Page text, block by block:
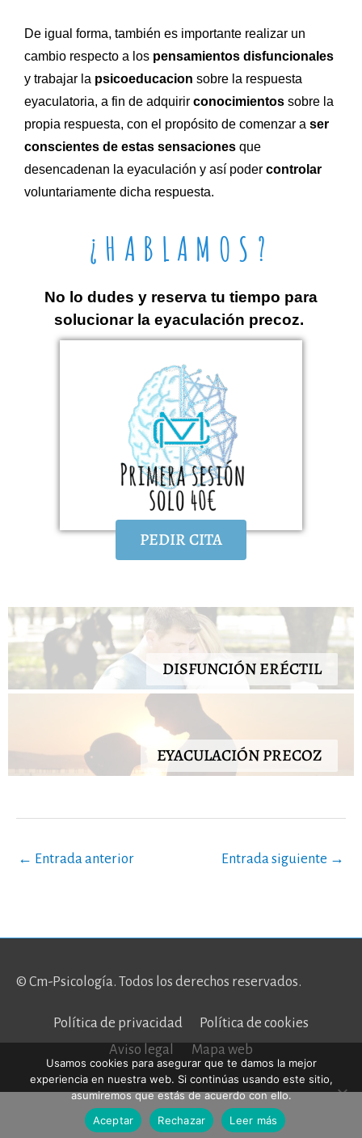
De igual forma, también es importante realizar un
cambio respecto a los pensamientos disfuncionales
y trabajar la psicoeducacion sobre la respuesta
eyaculatoria, a fin de adquirir conocimientos sobre la
propia respuesta, con el propósito de comenzar a ser
conscientes de estas sensaciones que
desencadenan la eyaculación y así poder controlar
voluntariamente dicha respuesta.
¿HABLAMOS?
No lo dudes y reserva tu tiempo para
solucionar la eyaculación precoz.
PEDIR CITA
DISFUNCIÓN ERÉCTIL
EYACULACIÓN PRECOZ
← Entrada anterior Entrada siguiente →
© Cm-Psicología. Todos los derechos reservados.
Política de privacidad
Política de cookies
Aviso legal
Mapa web
Usamos cookies para asegurar que te damos la mejor
experiencia en nuestra web. Si continúas usando este sitio,
asumiremos que estás de acuerdo con ello.
Aceptar
Rechazar Leer más